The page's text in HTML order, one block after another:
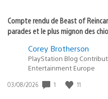
Compte rendu de Beast of
parades et le plus mignon des
Corey Brotherson
PlayStation Blog
Entertainment Europe
Date
03/08/2026 1 11